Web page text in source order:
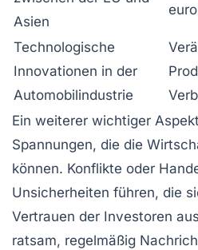
Asien
Technologische
Innovationen in der
Automobilindustrie
Ein weiterer wichtiger
Spannungen, die die
können. Konflikte oder
Unsicherheiten führen, die
Vertrauen der Investoren
ratsam, regelmäßig